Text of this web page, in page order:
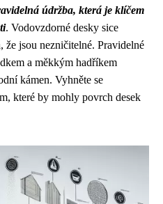
údržba, která je klíčem
. Vodovzdorné desky sice
že jsou nezničitelné. Pravidelné
a měkkým hadříkem
kámen. Vyhněte se
které by mohly povrch desek